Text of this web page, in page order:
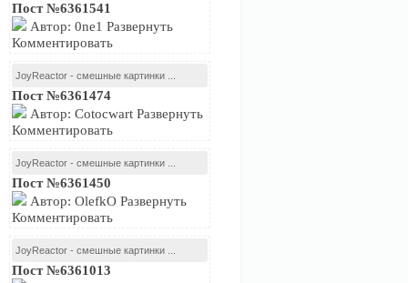
Пост №6361541
Автор: 0ne1 Развернуть
Комментировать
JoyReactor - смешные картинки ...
Пост №6361474
Автор: Cotocwart Развернуть
Комментировать
JoyReactor - смешные картинки ...
Пост №6361450
Автор: OlefkO Развернуть
Комментировать
JoyReactor - смешные картинки ...
Пост №6361013